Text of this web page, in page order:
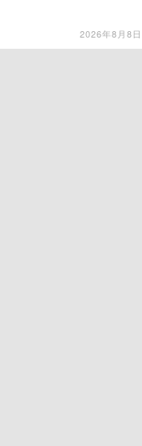
2026年8月8日